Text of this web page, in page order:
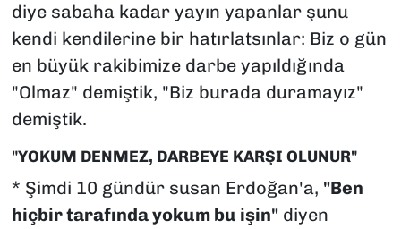
diye sabaha kadar yayın yapanlar şunu
kendi kendilerine bir hatırlatsınlar: Biz o gün
en büyük rakibimize darbe yapıldığında
"Olmaz" demiştik, "Biz burada duramayız"
demiştik.
"YOKUM DENMEZ, DARBEYE KARŞI OLUNUR"
* Şimdi 10 gündür susan Erdoğan'a, "Ben
hiçbir tarafında yokum bu işin"diyen